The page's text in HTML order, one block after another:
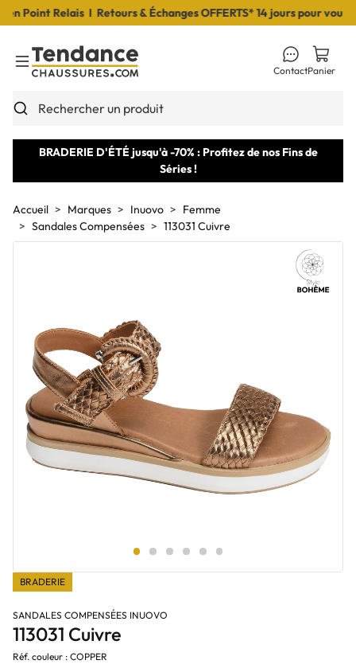
Point Relais I Retours & Échanges OFFERTS* 14 jours pour vous
Toggle Menu
Rechercher un produit
ContactPanier
BRADERIE D'ÉTÉ jusqu'à -70% : Profitez de nos Fins de
Séries !
Accueil Marques Inuovo
Femme
Sandales Compensées
113031 Cuivre
BRADERIE
SANDALES COMPENSÉES INUOVO
113031 Cuivre
Réf. couleur : COPPER